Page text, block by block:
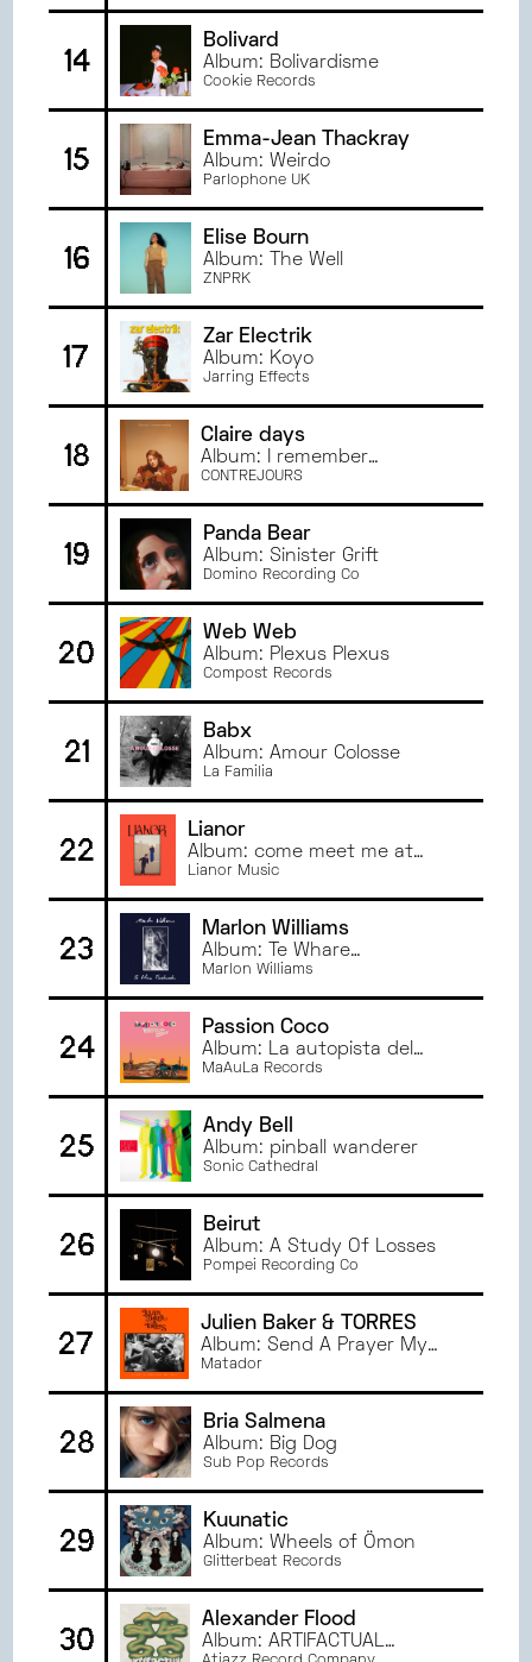
14
Bolivard
Album: Bolivardisme
Cookie Records
15
Emma-Jean Thackray
Album: Weirdo
Parlophone UK
16
Elise Bourn
Album: The Well
ZNPRK
17
Zar Electrik
Album: Koyo
Jarring Effects
18
Claire days
Album: I remember
something
CONTREJOURS
19
Panda Bear
Album: Sinister Grift
Domino Recording Co
20
Web Web
Album: Plexus Plexus
Compost Records
21
Babx
Album: Amour Colosse
La Familia
22
Lianor
Album: come meet me at
Buisson Road
Lianor Music
23
Marlon Williams
Album: Te Whare
Tīwekaweka
Marlon Williams
24
Passion Coco
Album: La autopista del
éxito
MaAuLa Records
25
Andy Bell
Album: pinball wanderer
Sonic Cathedral
26
Beirut
Album: A Study Of Losses
Pompei Recording Co
27
Julien Baker & TORRES
Album: Send A Prayer My
Way
Matador
28
Bria Salmena
Album: Big Dog
Sub Pop Records
29
Kuunatic
Album: Wheels of Ömon
Glitterbeat Records
30
Alexander Flood
Album: ARTIFACTUAL